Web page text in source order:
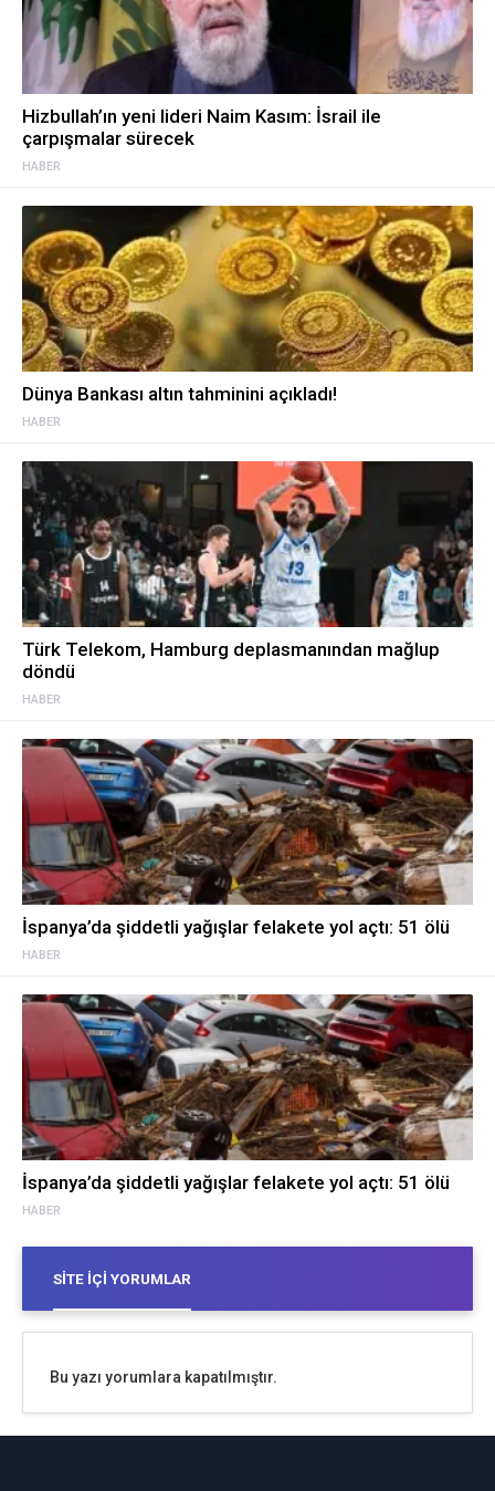
HABER
Hizbullah’ın yeni lideri Naim Kasım: İsrail ile
çarpışmalar sürecek
HABER
Dünya Bankası altın tahminini açıkladı!
HABER
Türk Telekom, Hamburg deplasmanından mağlup
döndü
HABER
İspanya’da şiddetli yağışlar felakete yol açtı: 51 ölü
HABER
İspanya’da şiddetli yağışlar felakete yol açtı: 51 ölü
SITE İÇI YORUMLAR
Bu yazı yorumlara kapatılmıştır.